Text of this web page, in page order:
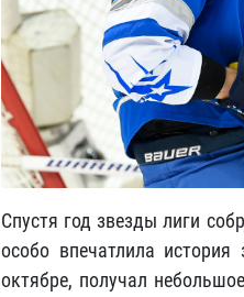
Спустя год звезды лиги
особо впечатлила история
октябре, получал